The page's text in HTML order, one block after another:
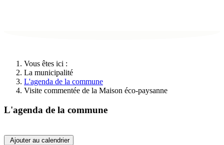
Vous êtes ici :
La municipalité
L'agenda de la commune
Visite commentée de la Maison éco-paysanne
L'agenda de la commune
Ajouter au calendrier